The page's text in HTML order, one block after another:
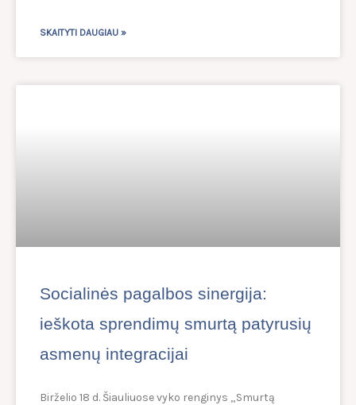
SKAITYTI DAUGIAU »
Socialinės pagalbos sinergija:
ieškota sprendimų smurtą patyrusių
asmenų integracijai
Birželio 18 d. Šiauliuose vyko renginys „Smurtą